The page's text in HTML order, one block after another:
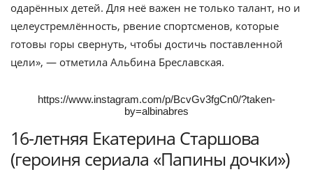
одарённых детей. Для неё важен не только талант, но и
целеустремлённость, рвение спортсменов, которые
готовы горы свернуть, чтобы достичь поставленной
цели», — отметила Альбина Бреславская.
https://www.instagram.com/p/BcvGv3fgCn0/?taken-
by=albinabres
16-летняя Екатерина Старшова
(героиня сериала «Папины дочки»)